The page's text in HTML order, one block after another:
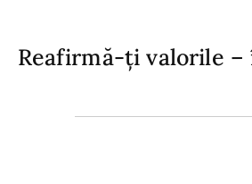
Reafirmă-ți valorile –